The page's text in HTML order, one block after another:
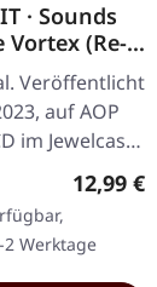
· Sounds
Vortex (Re-
Veröffentlicht
auf AOP
im Jewelcase
Booklet.
The Spirit ist
12,99 €
Werktage